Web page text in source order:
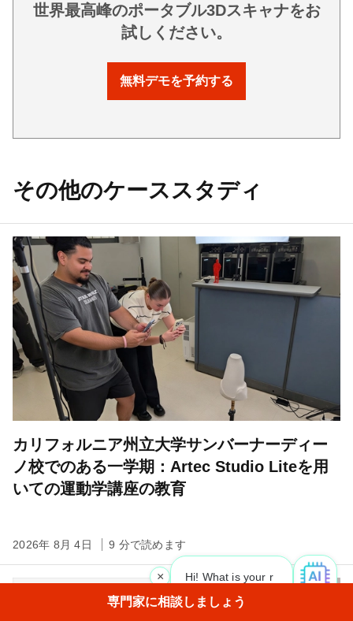
世界最高峰のポータブル3Dスキャナをお
試しください。
無料デモを予約する
その他のケーススタディ
カリフォルニア州立大学サンバーナーディー
ノ校でのある一学期：Artec Studio Liteを用
いての運動学講座の教育
2026年 8月 4日 9 分で読めます
Hi! What is your request? 👀
専門家に相談しましょう